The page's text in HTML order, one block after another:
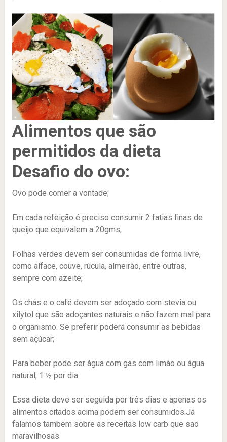
Alimentos que são
permitidos da dieta
Desafio do ovo:
Ovo pode comer a vontade;
Em cada refeição é preciso consumir 2 fatias finas de
queijo que equivalem a 20gms;
Folhas verdes devem ser consumidas de forma livre,
como alface, couve, rúcula, almeirão, entre outras,
sempre com azeite;
Os chás e o café devem ser adoçado com stevia ou
xilytol que são adoçantes naturais e não fazem mal para
o organismo. Se preferir poderá consumir as bebidas
sem açúcar;
Para beber pode ser água com gás com limão ou água
natural, 1 ½ por dia.
Essa dieta deve ser seguida por três dias e apenas os
alimentos citados acima podem ser consumidos.Já
falamos tambem sobre as receitas low carb que sao
maravilhosas